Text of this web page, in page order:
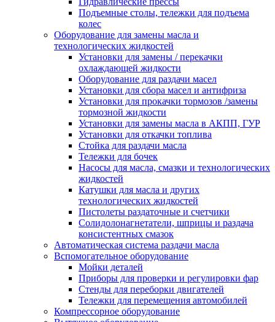
Подъемные столы, тележки для подъема
колес
Оборудование для замены масла и
технологических жидкостей
Установки для замены / перекачки
охлаждающей жидкости
Оборудование для раздачи масел
Установки для сбора масел и антифриза
Установки для прокачки тормозов /замены
тормозной жидкости
Установки для замены масла в АКПП, ГУР
Установки для откачки топлива
Стойка для раздачи масла
Тележки для бочек
Насосы для масла, смазки и технологических
жидкостей
Катушки для масла и других
технологических жидкостей
Пистолеты раздаточные и счетчики
Солидолонагнетатели, шприцы и раздача
консистентных смазок
Автоматическая система раздачи масла
Вспомогательное оборудование
Мойки деталей
Приборы для проверки и регулировки фар
Стенды для переборки двигателей
Тележки для перемещения автомобилей
Компрессорное оборудование